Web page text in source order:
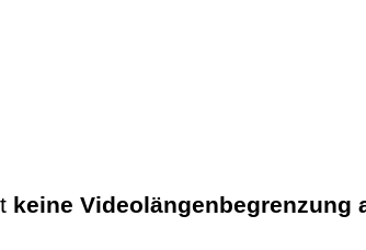
keine Videolängenbegrenzung